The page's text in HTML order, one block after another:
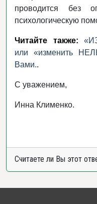
проводится без
психологическую
Читайте также:
или «изменить
Вами..
С уважением,
Инна Клименко.
Считаете ли Вы этот